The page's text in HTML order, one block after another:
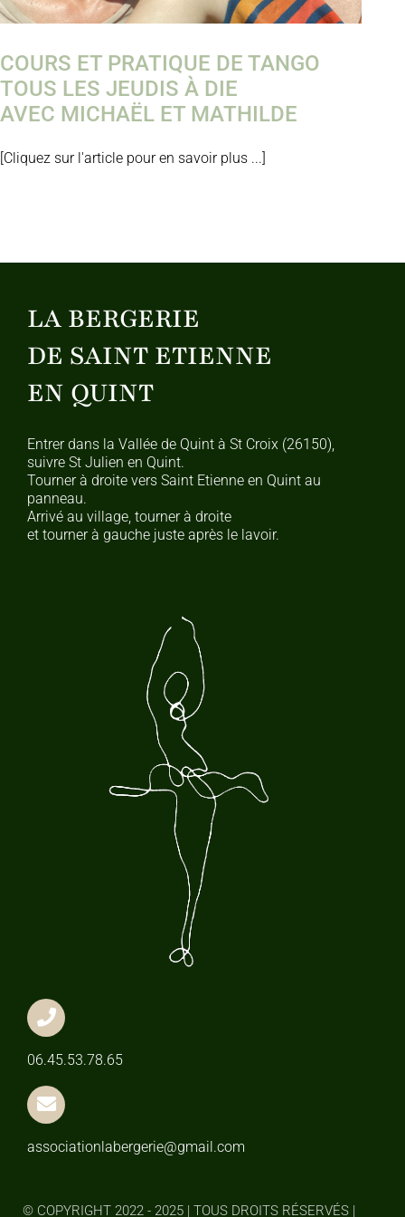
COURS ET PRATIQUE DE TANGO
TOUS LES JEUDIS À DIE
AVEC MICHAËL ET MATHILDE
[Cliquez sur l'article pour en savoir plus ...]
LA BERGERIE
DE SAINT ETIENNE
EN QUINT
Entrer dans la Vallée de Quint à St Croix (26150),
suivre St Julien en Quint.
Tourner à droite vers Saint Etienne en Quint au
panneau.
Arrivé au village, tourner à droite
et tourner à gauche juste après le lavoir.
06.45.53.78.65
associationlabergerie@gmail.com
© COPYRIGHT 2022 - 2025 | TOUS DROITS RÉSERVÉS |